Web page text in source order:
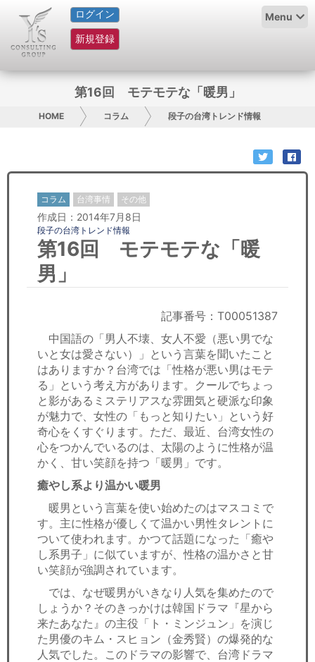
ログイン
新規登録
Menu
HOME
サービス紹介
グループ概要
日本人にPR
コンサルティング
リサーチ
経済ニュース
労務顧問
ＩＴ
飲食店情報
第16回 モテモテな「暖男」
HOME コラム 段子の台湾トレンド情報
コラム 台湾事情 その他
作成日：2014年7月8日
段子の台湾トレンド情報
第16回 モテモテな「暖
男」
記事番号：T00051387
中国語の「男人不壊、女人不愛（悪い男でな
いと女は愛さない）」という言葉を聞いたこと
はありますか？台湾では「性格が悪い男はモテ
る」という考え方があります。クールでちょっ
と影があるミステリアスな雰囲気と硬派な印象
が魅力で、女性の「もっと知りたい」という好
奇心をくすぐります。ただ、最近、台湾女性の
心をつかんでいるのは、太陽のように性格が温
かく、甘い笑顔を持つ「暖男」です。
癒やし系より温かい暖男
暖男という言葉を使い始めたのはマスコミで
す。主に性格が優しくて温かい男性タレントに
ついて使われます。かつて話題になった「癒や
し系男子」に似ていますが、性格の温かさと甘
い笑顔が強調されています。
では、なぜ暖男がいきなり人気を集めたので
しょうか？そのきっかけは韓国ドラマ『星から
来たあなた』の主役「ト・ミンジュン」を演じ
た男優のキム・スヒョン（金秀賢）の爆発的な
人気でした。このドラマの影響で、台湾ドラマ